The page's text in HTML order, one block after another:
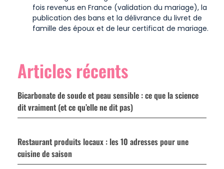
fois revenus en France (validation du mariage), la
publication des bans et la délivrance du livret de
famille des époux et de leur certificat de mariage.
Articles récents
Bicarbonate de soude et peau sensible : ce que la science
dit vraiment (et ce qu’elle ne dit pas)
Restaurant produits locaux : les 10 adresses pour une
cuisine de saison